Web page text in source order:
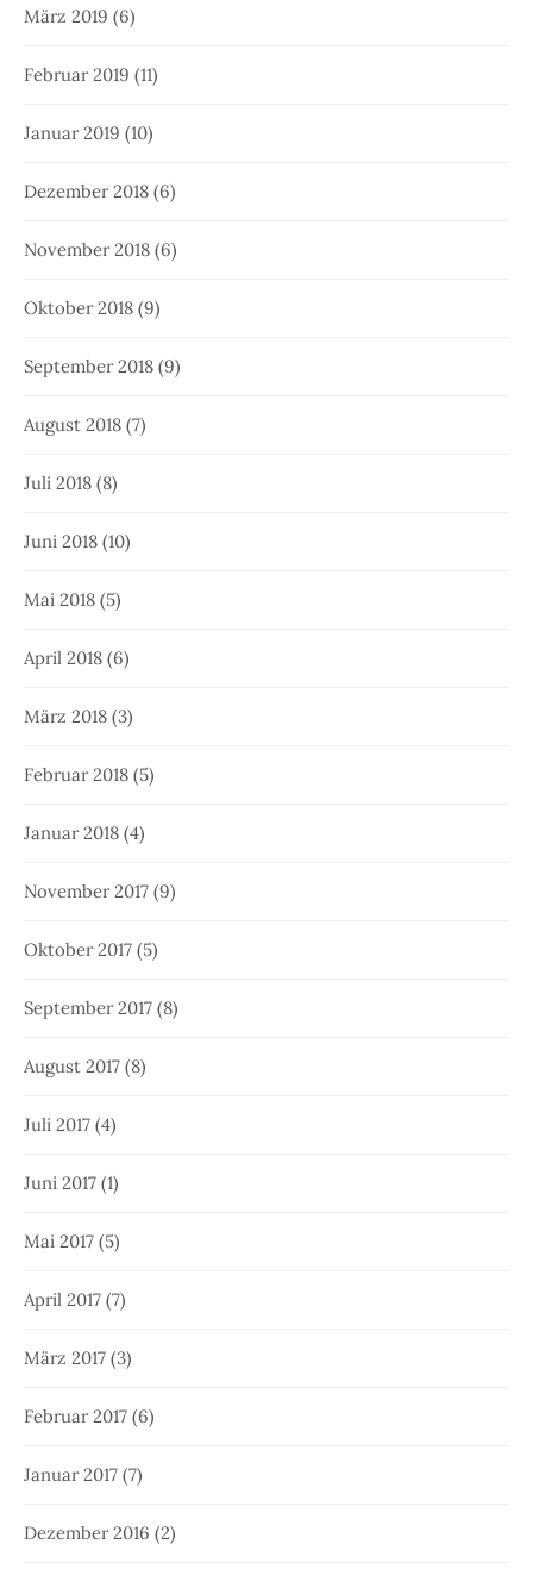
März 2019 (6)
Februar 2019 (11)
Januar 2019 (10)
Dezember 2018 (6)
November 2018 (6)
Oktober 2018 (9)
September 2018 (9)
August 2018 (7)
Juli 2018 (8)
Juni 2018 (10)
Mai 2018 (5)
April 2018 (6)
März 2018 (3)
Februar 2018 (5)
Januar 2018 (4)
November 2017 (9)
Oktober 2017 (5)
September 2017 (8)
August 2017 (8)
Juli 2017 (4)
Juni 2017 (1)
Mai 2017 (5)
April 2017 (7)
März 2017 (3)
Februar 2017 (6)
Januar 2017 (7)
Dezember 2016 (2)